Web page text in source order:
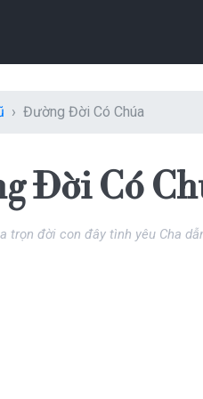
Đường Đời Có Chúa
Đời Có
trọn đời con đây tình yêu Cha